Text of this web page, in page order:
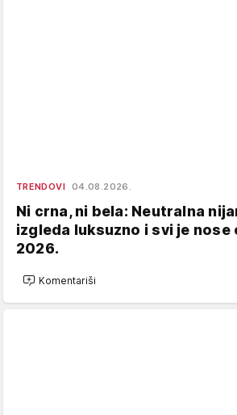
TRENDOVI 04.08.2026.
Ni crna, ni bela: Neutralna
izgleda luksuzno i svi je nose
2026.
Komentariši